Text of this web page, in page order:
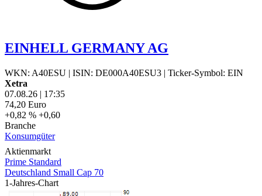
EINHELL GERMANY AG
WKN: A40ESU | ISIN: DE000A40ESU3 | Ticker-Symbol: EIN
Xetra
07.08.26 | 17:35
74,20 Euro
+0,82 % +0,60
Branche
Konsumgüter
Aktienmarkt
Prime Standard
Deutschland Small Cap 70
1-Jahres-Chart